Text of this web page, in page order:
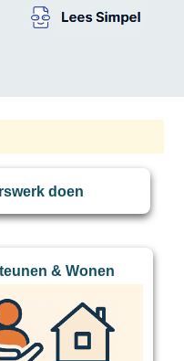
doen
& Wonen